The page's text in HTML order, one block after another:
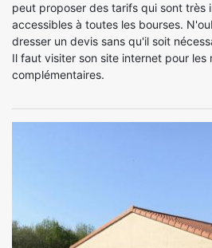
peut proposer des tarifs qui sont très
accessibles à toutes les bourses.
dresser un devis sans qu'il soit
Il faut visiter son site internet pour les
complémentaires.